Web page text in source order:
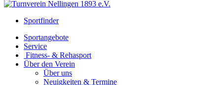
Sportfinder
Sportangebote
Service
Fitness- & Rehasport
Über den Verein
Über uns
Neuigkeiten & Termine